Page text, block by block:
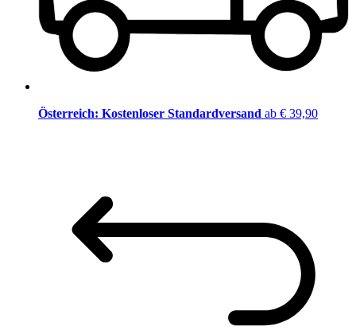
Österreich: Kostenloser Standardversand ab € 39,90